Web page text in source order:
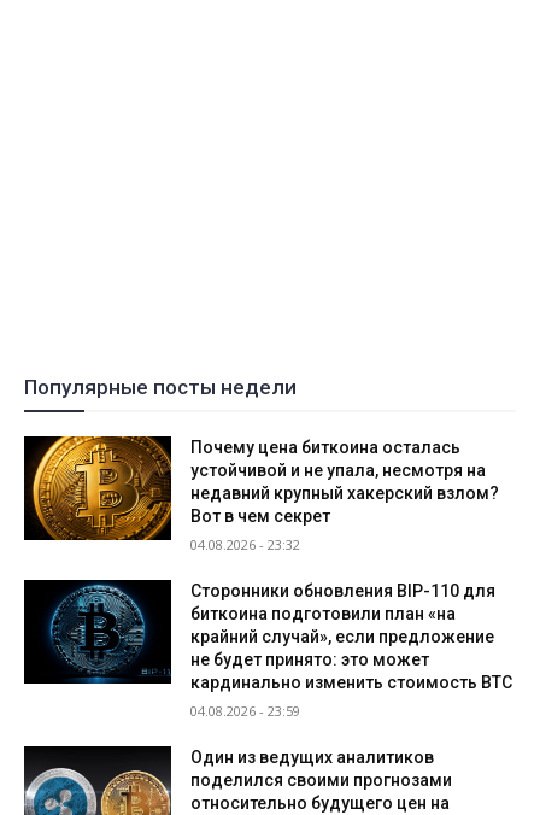
Популярные посты недели
Почему цена биткоина осталась
устойчивой и не упала, несмотря на
недавний крупный хакерский взлом?
Вот в чем секрет
04.08.2026 - 23:32
Сторонники обновления BIP-110 для
биткоина подготовили план «на
крайний случай», если предложение
не будет принято: это может
кардинально изменить стоимость BTC
04.08.2026 - 23:59
Один из ведущих аналитиков
поделился своими прогнозами
относительно будущего цен на